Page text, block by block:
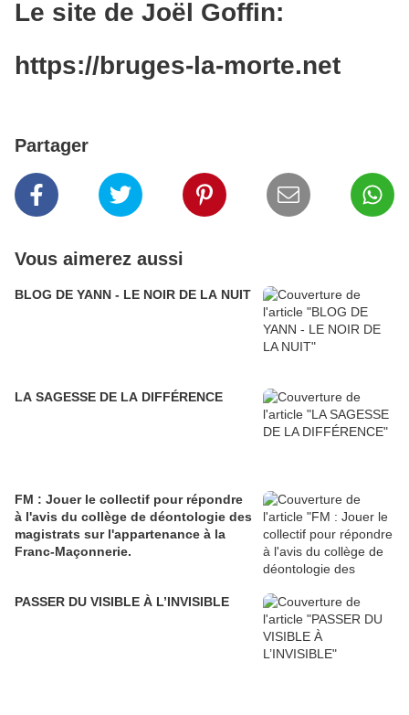
Le site de Joël Goffin:
https://bruges-la-morte.net
Partager
Vous aimerez aussi
BLOG DE YANN - LE NOIR DE LA NUIT
LA SAGESSE DE LA DIFFÉRENCE
FM : Jouer le collectif pour répondre
à l'avis du collège de déontologie des
magistrats sur l'appartenance à la
Franc-Maçonnerie.
PASSER DU VISIBLE À L’INVISIBLE